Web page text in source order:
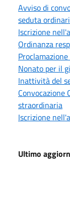
Avviso di
seduta
Iscrizione
Ordinanza
Nonato per il
Inattività del
Convocazione
straordinaria
Iscrizione
Ultimo